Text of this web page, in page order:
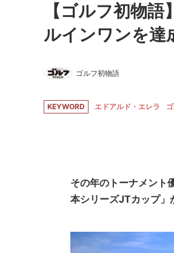
【ゴルフ初物
ルインワンを達
ゴルフ初物語
KEYWORD エドアルド・エレラ
その年のトーナメント
本シリーズJTカップ」